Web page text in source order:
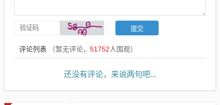
评论列表 （暂无评论， 51752人围观）
还没有评论，来说两句吧...